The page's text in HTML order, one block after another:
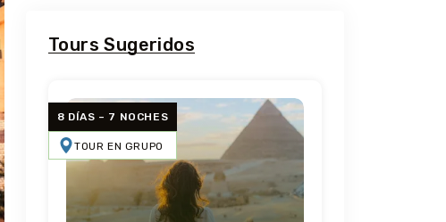
Tours Sugeridos
8 DÍAS – 7 NOCHES
TOUR EN GRUPO